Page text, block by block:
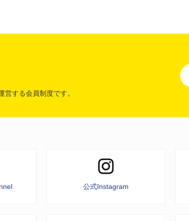
する会員制度です。
公式Instagram